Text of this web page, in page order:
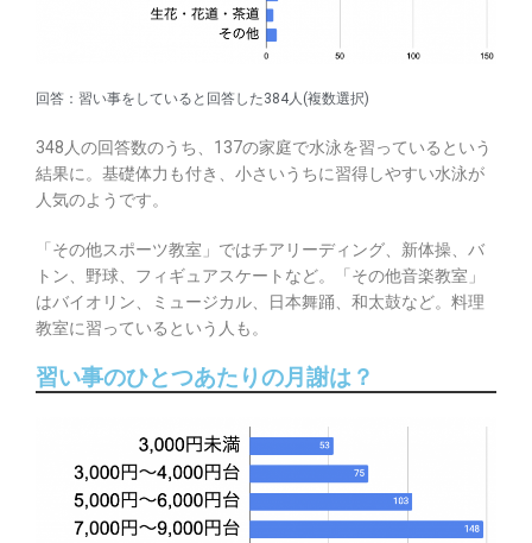
回答：習い事をしていると回答した384人(複数選択)
348人の回答数のうち、137の家庭で水泳を習っているという
結果に。基礎体力も付き、小さいうちに習得しやすい水泳が
人気のようです。
「その他スポーツ教室」ではチアリーディング、新体操、バ
トン、野球、フィギュアスケートなど。「その他音楽教室」
はバイオリン、ミュージカル、日本舞踊、和太鼓など。料理
教室に習っているという人も。
習い事のひとつあたりの月謝は？